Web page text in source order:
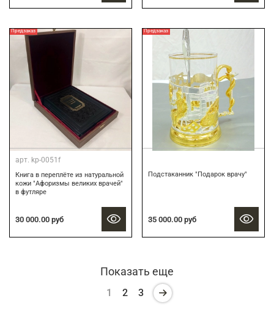
Предзаказ
арт. kp-0051f
Книга в переплёте из натуральной
кожи "Афоризмы великих врачей"
в футляре
30 000.00 руб
Предзаказ
Подстаканник "Подарок врачу"
35 000.00 руб
Показать еще
1 2 3